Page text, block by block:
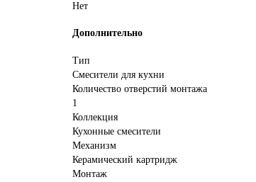
Нет
Дополнительно
Тип
Смесители для кухни
Количество отверстий монтажа
1
Коллекция
Кухонные смесители
Механизм
Керамический картридж
Монтаж